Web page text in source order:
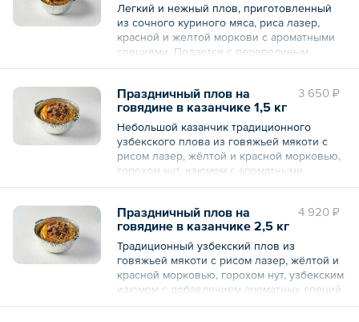
Легкий и нежный плов, приготовленный
из сочного куриного мяса, риса лазер,
красной и желтой моркови с ароматными
специями. Подается с перепелиным
яйцом.
Общий вес – 2.5 кг 3 650 ₽
Праздничный плов на
говядине в казанчике 1,5 кг
Небольшой казанчик традиционного
узбекского плова из говяжьей мякоти с
рисом лазер, жёлтой и красной морковью,
горохом нут, изюмом с ароматными
специями.
Общий вес – 1.5 кг 4 920 ₽
Праздничный плов на
говядине в казанчике 2,5 кг
Традиционный узбекский плов из
говяжьей мякоти с рисом лазер, жёлтой и
красной морковью, горохом нут, узбекским
изюмом с добавлением ароматных специй.